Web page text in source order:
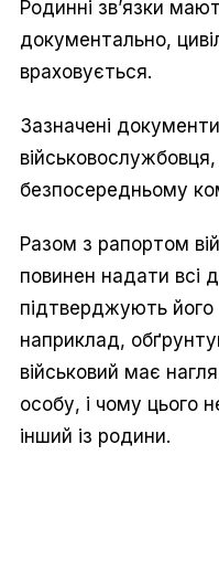
Родинні зв’язки
документально,
враховується.
Зазначені
безпосередньому
Разом з рапортом
повинен надати всі
підтверджують його
наприклад,
військовий має
особу, і чому цього
інший із родини.